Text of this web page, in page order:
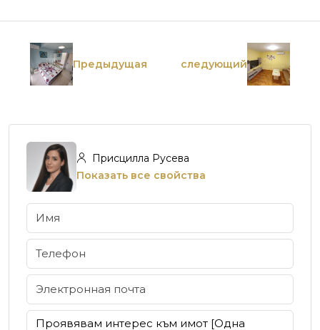
Предыдущая следующий
Присцилла Русева
Показать все свойства